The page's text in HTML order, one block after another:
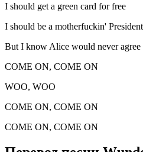
I should get a green card for free
I should be a motherfuckin' President
But I know Alice would never agree
COME ON, COME ON
WOO, WOO
COME ON, COME ON
COME ON, COME ON